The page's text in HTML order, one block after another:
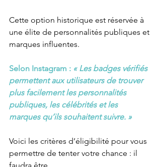
Cette option historique est réservée à
une élite de personnalités publiques et
marques influentes.
Selon Instagram : « Les badges vérifiés
permettent aux utilisateurs de trouver
plus facilement les personnalités
publiques, les célébrités et les
marques qu’ils souhaitent suivre. »
Voici les critères d’éligibilité pour vous
permettre de tenter votre chance : il